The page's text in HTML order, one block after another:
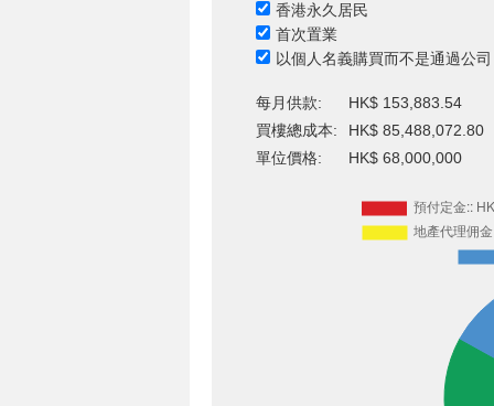
香港永久居民
首次置業
以個人名義購買而不是通過公司
每月供款:
HK$ 153,883.54
買樓總成本:
HK$ 85,488,072.80
單位價格:
HK$ 68,000,000